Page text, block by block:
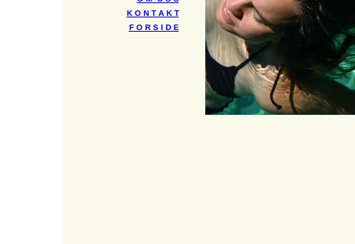
K O N T A K T
F O R S I D E